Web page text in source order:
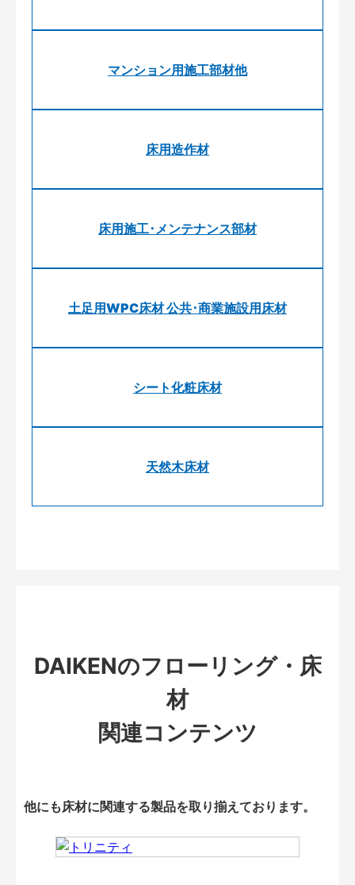
マンション用施工部材他
床用造作材
床用施工･メンテナンス部材
土足用WPC床材 公共･商業施設用床材
シート化粧床材
天然木床材
DAIKENのフローリング・床
材
関連コンテンツ
他にも床材に関連する製品を取り揃えております。